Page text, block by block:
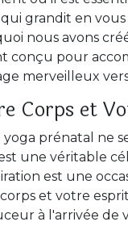
grandit en vous
nous avons
conçu pour
merveilleux
Corps et
prénatal ne
une véritable
est une
et votre
à l'arrivée de